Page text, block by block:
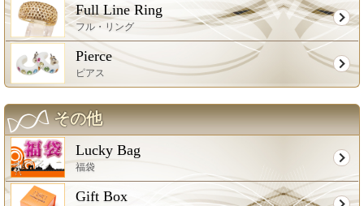
Full Line Ring
フル・リング
Pierce
ピアス
その他
Lucky Bag
福袋
Gift Box